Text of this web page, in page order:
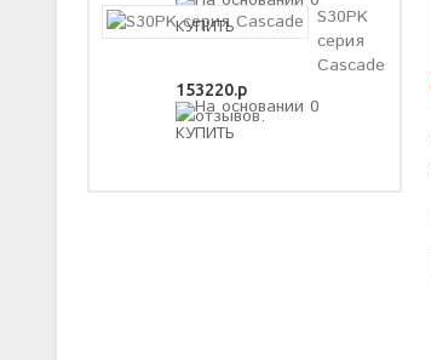
S30PK
серия
Cascade
153220.р